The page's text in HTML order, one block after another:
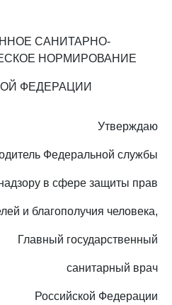
САНИТАРНО-
НОРМИРОВАНИЕ
ФЕДЕРАЦИИ
Утверждаю
Федеральной службы
в сфере защиты прав
и благополучия человека,
Главный государственный
санитарный врач
Российской Федерации